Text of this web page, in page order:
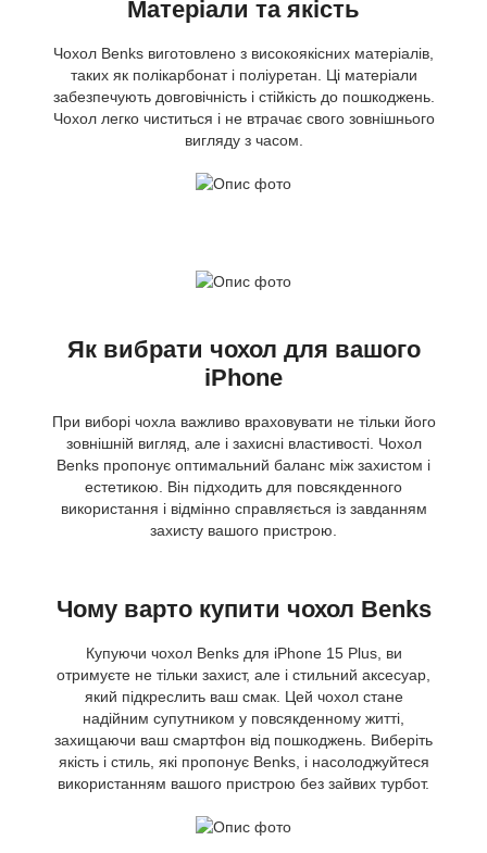
Матеріали та якість
Чохол Benks виготовлено з високоякісних матеріалів,
таких як полікарбонат і поліуретан. Ці матеріали
забезпечують довговічність і стійкість до пошкоджень.
Чохол легко чиститься і не втрачає свого зовнішнього
вигляду з часом.
Як вибрати чохол для вашого
iPhone
При виборі чохла важливо враховувати не тільки його
зовнішній вигляд, але і захисні властивості. Чохол
Benks пропонує оптимальний баланс між захистом і
естетикою. Він підходить для повсякденного
використання і відмінно справляється із завданням
захисту вашого пристрою.
Чому варто купити чохол Benks
Купуючи чохол Benks для iPhone 15 Plus, ви
отримуєте не тільки захист, але і стильний аксесуар,
який підкреслить ваш смак. Цей чохол стане
надійним супутником у повсякденному житті,
захищаючи ваш смартфон від пошкоджень. Виберіть
якість і стиль, які пропонує Benks, і насолоджуйтеся
використанням вашого пристрою без зайвих турбот.